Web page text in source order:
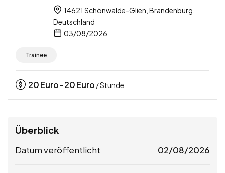
14621 Schönwalde-Glien, Brandenburg,
Deutschland
03/08/2026
Trainee
20Euro - 20Euro / Stunde
Überblick
Datum veröffentlicht 02/08/2026